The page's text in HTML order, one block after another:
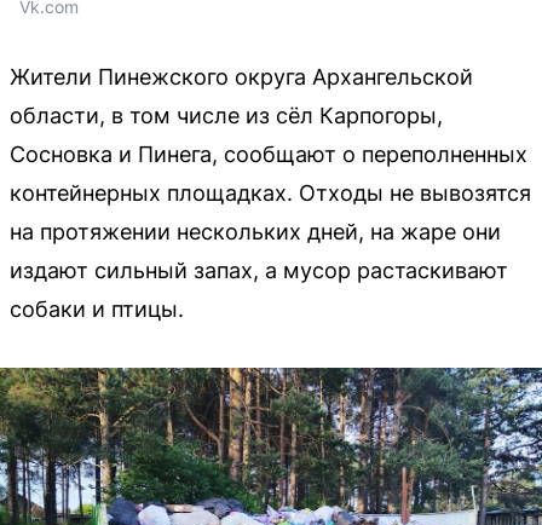
Vk.com
Жители Пинежского округа Архангельской
области, в том числе из сёл Карпогоры,
Сосновка и Пинега, сообщают о переполненных
контейнерных площадках. Отходы не вывозятся
на протяжении нескольких дней, на жаре они
издают сильный запах, а мусор растаскивают
собаки и птицы.